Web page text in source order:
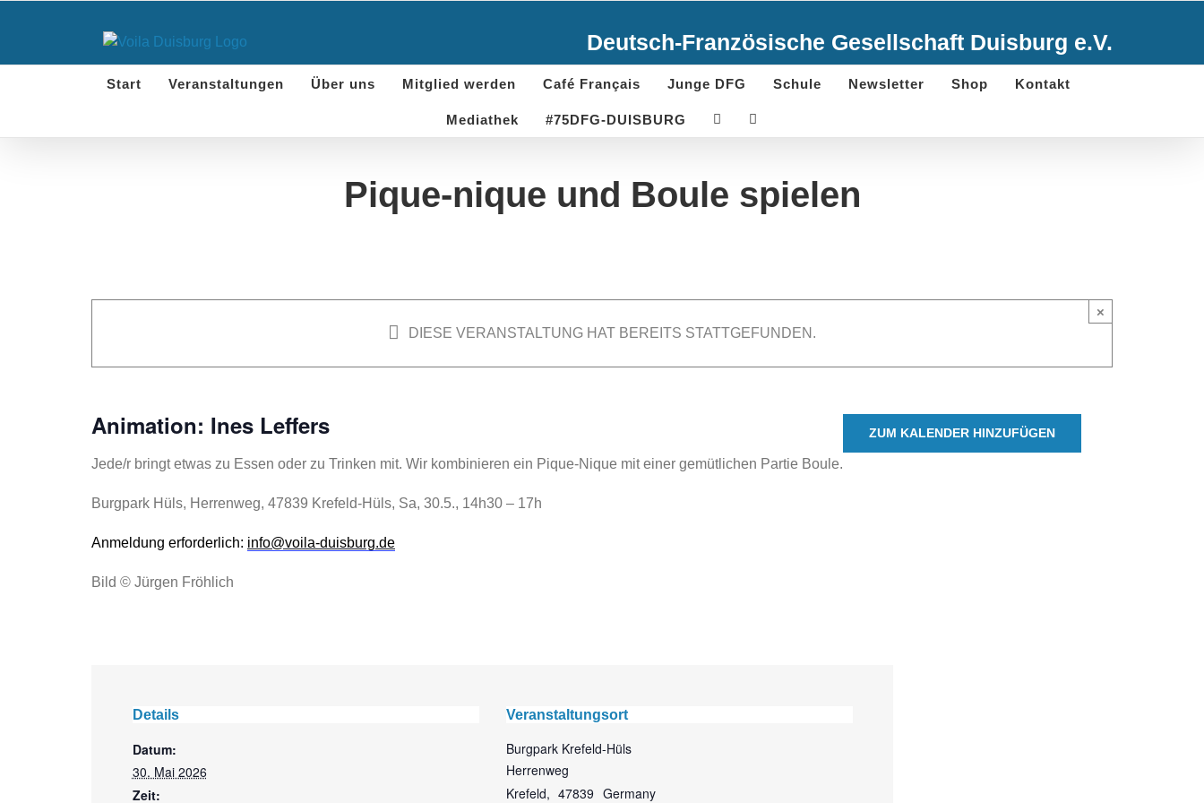
Deutsch-Französische Gesellschaft Duisburg e.V.
Start Veranstaltungen Über uns Mitglied werden Café Français Junge DFG Schule Newsletter Shop Kontakt
Mediathek #75DFG-DUISBURG
Pique-nique und Boule spielen
DIESE VERANSTALTUNG HAT BEREITS STATTGEFUNDEN.
×
Animation: Ines Leffers
Jede/r bringt etwas zu Essen oder zu Trinken mit. Wir kombinieren ein Pique-Nique mit einer gemütlichen Partie Boule.
Burgpark Hüls, Herrenweg, 47839 Krefeld-Hüls, Sa, 30.5., 14h30 – 17h
Anmeldung erforderlich: info@voila-duisburg.de
Bild © Jürgen Fröhlich
ZUM KALENDER HINZUFÜGEN
Details
Datum:
30. Mai 2026
Zeit:
Veranstaltungsort
Burgpark Krefeld-Hüls
Herrenweg
Krefeld, 47839 Germany